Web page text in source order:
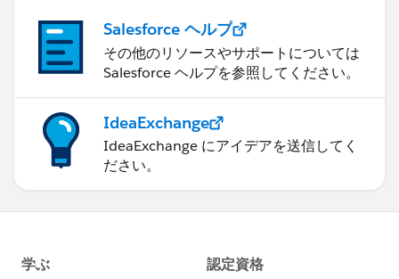
Salesforce ヘルプ
その他のリソースやサポートについては
Salesforce ヘルプを参照してください。
IdeaExchange
IdeaExchange にアイデアを送信してく
ださい。